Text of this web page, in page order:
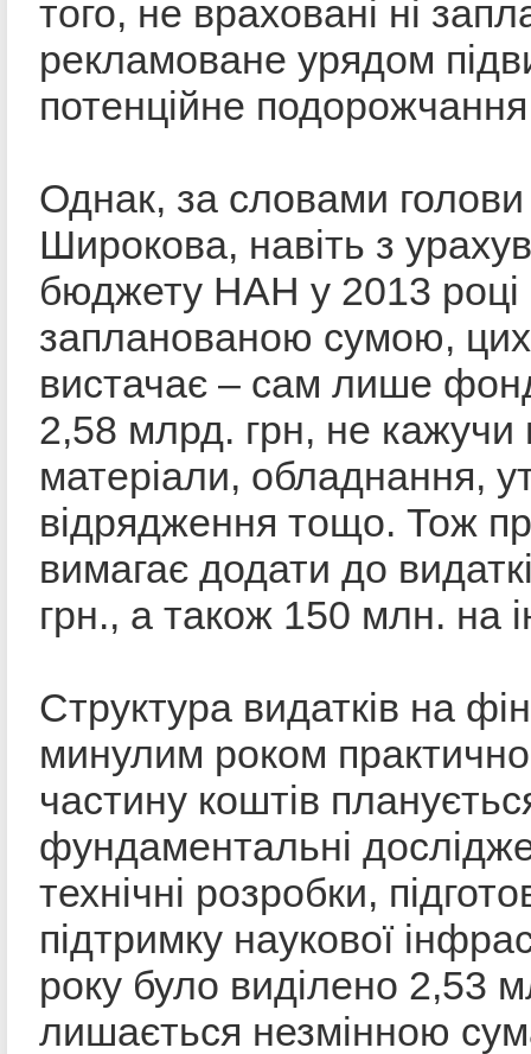
того, не враховані ні
рекламоване урядом
потенційне
Однак, за словами
Широкова, навіть з
бюджету НАН у 2013 році
запланованою сумою,
вистачає – сам лише
2,58 млрд. грн, не кажучи
матеріали, обладнання,
відрядження тощо. Тож
вимагає додати до
грн., а також 150 млн. на
Структура видатків на
минулим роком
частину коштів
фундаментальні
технічні розробки,
підтримку наукової
року було виділено 2,53
лишається незмінною